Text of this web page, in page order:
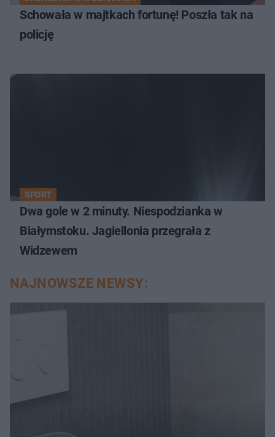
Schowała w majtkach fortunę! Poszła tak na
policję
SPORT
Dwa gole w 2 minuty. Niespodzianka w
Białymstoku. Jagiellonia przegrała z
Widzewem
NAJNOWSZE NEWSY: